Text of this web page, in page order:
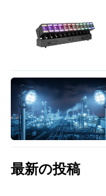
最新の投稿